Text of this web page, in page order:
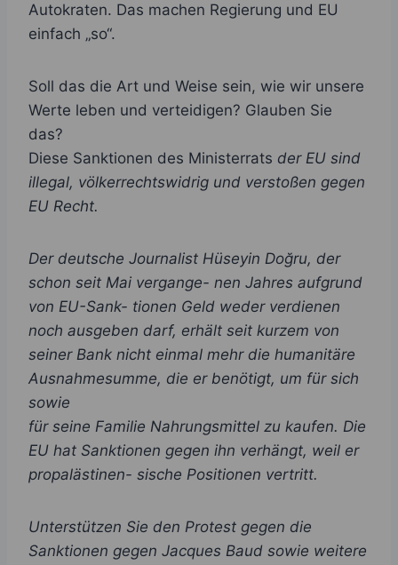
Autokraten. Das machen Regierung und EU
einfach „so“.
Soll das die Art und Weise sein, wie wir unsere
Werte leben und verteidigen? Glauben Sie
das?
Diese Sanktionen des Ministerrats der EU sind
illegal, völkerrechtswidrig und verstoßen gegen
EU Recht.
Der deutsche Journalist Hüseyin Doğru, der
schon seit Mai vergange- nen Jahres aufgrund
von EU-Sank- tionen Geld weder verdienen
noch ausgeben darf, erhält seit kurzem von
seiner Bank nicht einmal mehr die humanitäre
Ausnahmesumme, die er benötigt, um für sich
sowie
für seine Familie Nahrungsmittel zu kaufen. Die
EU hat Sanktionen gegen ihn verhängt, weil er
propalästinen- sische Positionen vertritt.
Unterstützen Sie den Protest gegen die
Sanktionen gegen Jacques Baud sowie weitere